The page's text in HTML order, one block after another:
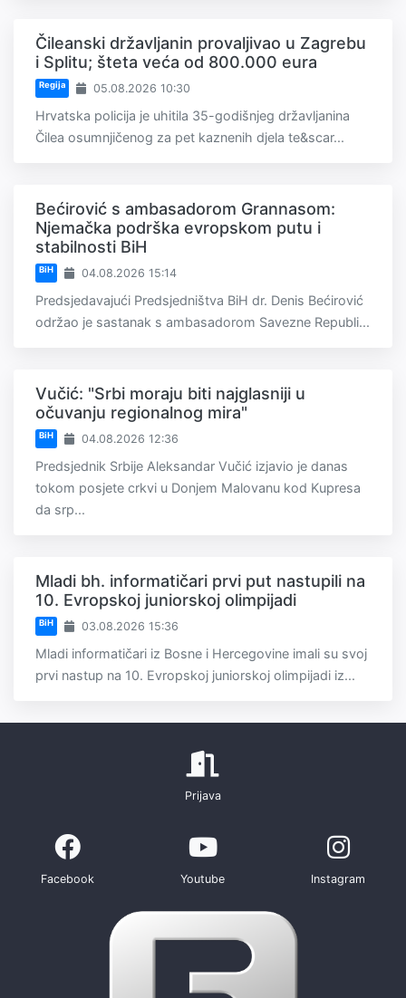
Čileanski državljanin provaljivao u Zagrebu
i Splitu; šteta veća od 800.000 eura
Regija 05.08.2026 10:30
Hrvatska policija je uhitila 35-godišnjeg državljanina
Čilea osumnjičenog za pet kaznenih djela te&scar...
Bećirović s ambasadorom Grannasom:
Njemačka podrška evropskom putu i
stabilnosti BiH
BiH 04.08.2026 15:14
Predsjedavajući Predsjedništva BiH dr. Denis Bećirović
održao je sastanak s ambasadorom Savezne Republi...
Vučić: "Srbi moraju biti najglasniji u
očuvanju regionalnog mira"
BiH 04.08.2026 12:36
Predsjednik Srbije Aleksandar Vučić izjavio je danas
tokom posjete crkvi u Donjem Malovanu kod Kupresa
da srp...
Mladi bh. informatičari prvi put nastupili na
10. Evropskoj juniorskoj olimpijadi
BiH 03.08.2026 15:36
Mladi informatičari iz Bosne i Hercegovine imali su svoj
prvi nastup na 10. Evropskoj juniorskoj olimpijadi iz...
Prijava
Facebook Youtube Instagram